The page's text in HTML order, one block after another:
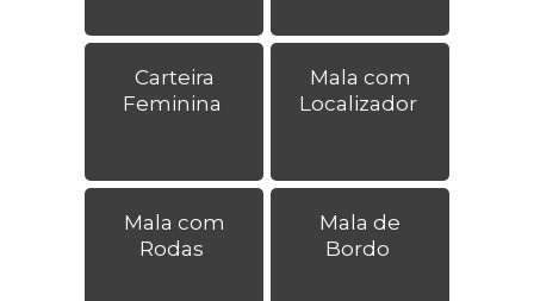
Carteira
Feminina
Mala com
Localizador
Mala com
Rodas
Mala de
Bordo